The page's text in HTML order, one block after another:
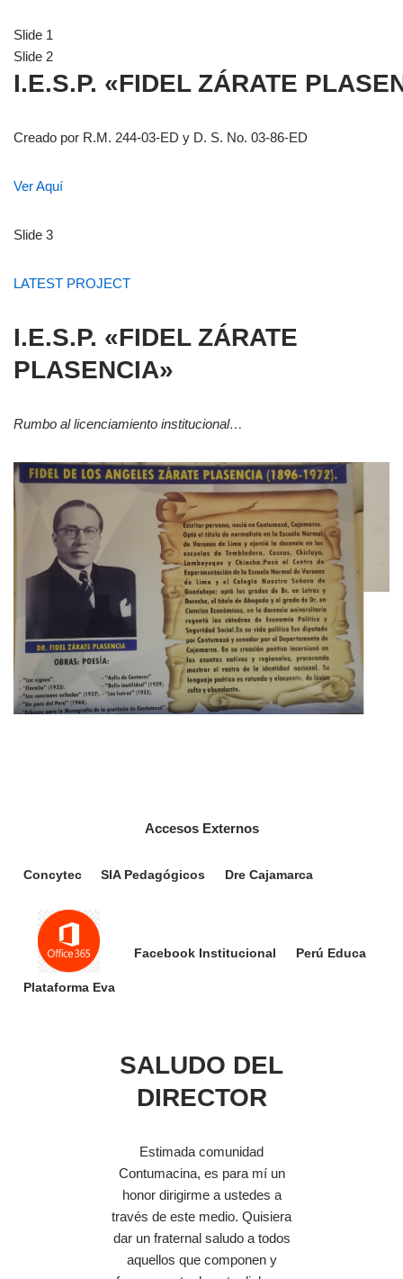
Slide 1
Slide 2
I.E.S.P. «FIDEL ZÁRATE
Creado por R.M. 244-03-ED y D. S. No. 03-86-ED
Ver Aquí
Slide 3
LATEST PROJECT
I.E.S.P. «FIDEL ZÁRATE
PLASENCIA»
Rumbo al licenciamiento institucional…
Accesos Externos
Concytec SIA Pedagógicos Dre Cajamarca
Plataforma Eva
Facebook Institucional Perú Educa
SALUDO DEL
DIRECTOR
Estimada comunidad
Contumacina, es para mí un
honor dirigirme a ustedes a
través de este medio. Quisiera
dar un fraternal saludo a todos
aquellos que componen y